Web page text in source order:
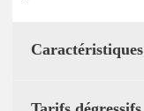
Caractéristiques